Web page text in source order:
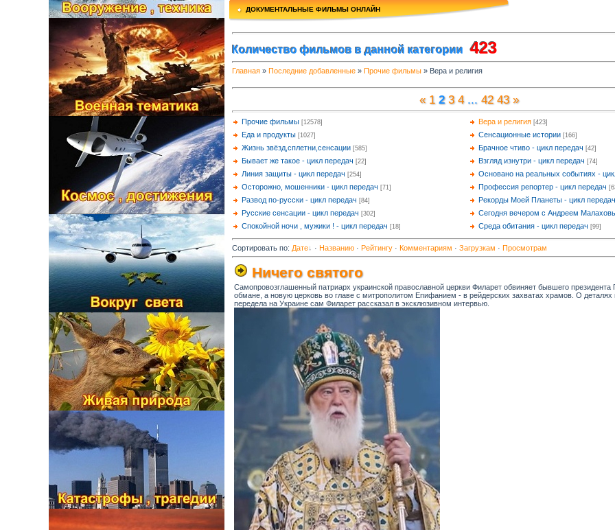
ДОКУМЕНТАЛЬНЫЕ ФИЛЬМЫ ОНЛАЙН
Количество фильмов в данной категории 423
Главная » Последние добавленные » Прочие фильмы » Вера и религия
« 1 2 3 4 ... 42 43 »
Прочие фильмы [12578] Вера и религия [423]
Еда и продукты [1027] Сенсационные истории [166]
Жизнь звёзд,сплетни,сенсации [585] Брачное чтиво - цикл передач [42]
Бывает же такое - цикл передач [22] Взгляд изнутри - цикл передач [74]
Линия защиты - цикл передач [254] Основано на реальных событиях -
Осторожно, мошенники - цикл передач [71] Профессия репортер - цикл передач
Развод по-русски - цикл передач [84] Рекорды Моей Планеты - цикл передач
Русские сенсации - цикл передач [302] Сегодня вечером с Андреем
Спокойной ночи , мужики ! - цикл передач [18] Среда обитания - цикл передач [99]
Сортировать по: Дате · Названию · Рейтингу · Комментариям · Загрузкам · Просмотрам
Ничего святого
Самопровозглашенный патриарх украинской православной церкви Филарет обвиняет бывшего
обмане, а новую церковь во главе с митрополитом Епифанием - в рейдерских захватах храмов. О деталях
передела на Украине сам Филарет рассказал в эксклюзивном интервью.